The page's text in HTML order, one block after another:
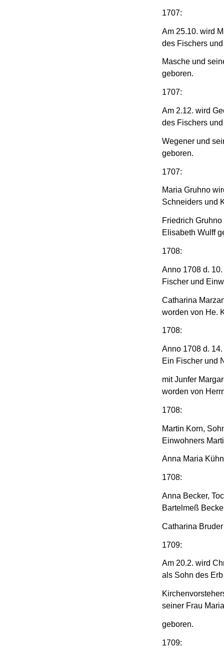
1707:
Am 25.10. wird
des Fischers
Masche und
geboren.
1707:
Am 2.12. wird
des Fischers
Wegener und
geboren.
1707:
Maria Gruhno
Schneiders und
Friedrich
Elisabeth Wulff
1708:
Anno 1708 d.
Fischer und
Catharina
worden von He.
1708:
Anno 1708 d.
Ein Fischer und
mit Junfer
worden von
1708:
Martin Korn,
Einwohners
Anna Maria
1708:
Anna Becker,
Bartelmeß
Catharina
1709:
Am 20.2. wird
als Sohn des
seiner Frau
geboren.
1709: